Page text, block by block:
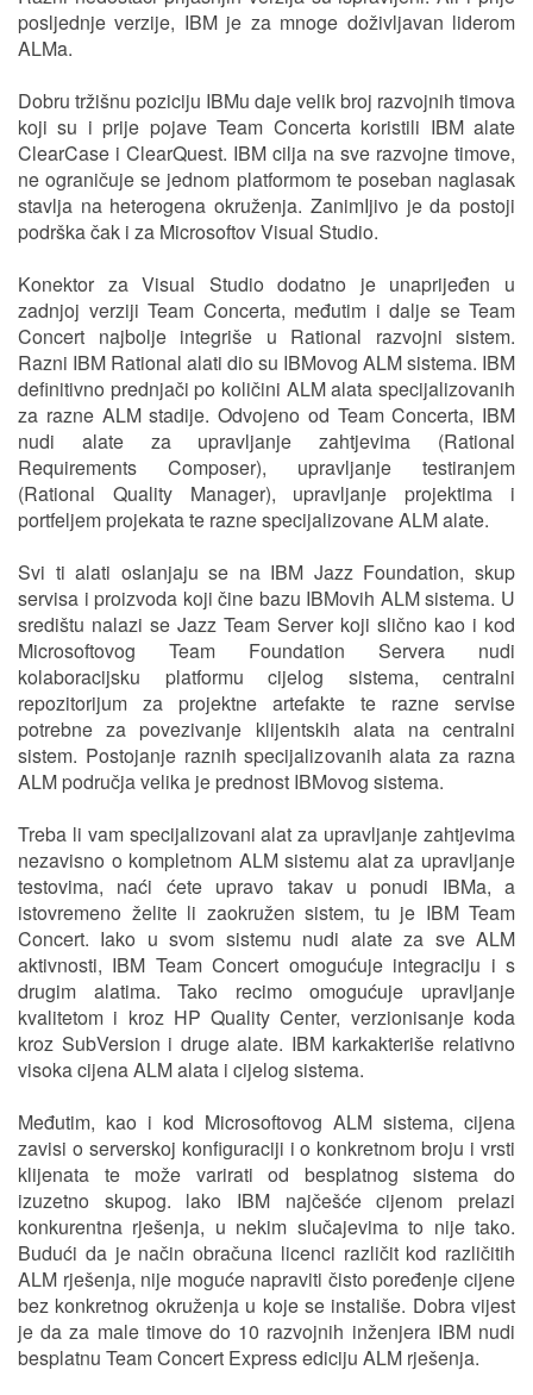
posljednje verzije, IBM je za mnoge doživljavan liderom
ALMa.
Dobru tržišnu poziciju IBMu daje velik broj razvojnih timova
koji su i prije pojave Team Concerta koristili IBM alate
ClearCase i ClearQuest. IBM cilja na sve razvojne timove,
ne ograničuje se jednom platformom te poseban naglasak
stavlja na heterogena okruženja. ZanimIjivo je da postoji
podrška čak i za Microsoftov Visual Studio.
Konektor za Visual Studio dodatno je unaprijeđen u
zadnjoj verziji Team Concerta, međutim i dalje se Team
Concert najbolje integriše u Rational razvojni sistem.
Razni IBM Rational alati dio su IBMovog ALM sistema. IBM
definitivno prednjači po količini ALM alata specijalizovanih
za razne ALM stadije. Odvojeno od Team Concerta, IBM
nudi alate za upravljanje zahtjevima (Rational
Requirements Composer), upravljanje testiranjem
(Rational Quality Manager), upravljanje projektima i
portfeljem projekata te razne specijalizovane ALM alate.
Svi ti alati oslanjaju se na IBM Jazz Foundation, skup
servisa i proizvoda koji čine bazu IBMovih ALM sistema. U
središtu nalazi se Jazz Team Server koji slično kao i kod
Microsoftovog Team Foundation Servera nudi
kolaboracijsku platformu cijelog sistema, centralni
repozitorijum za projektne artefakte te razne servise
potrebne za povezivanje klijentskih alata na centralni
sistem. Postojanje raznih specijalizovanih alata za razna
ALM područja velika je prednost IBMovog sistema.
Treba li vam specijalizovani alat za upravljanje zahtjevima
nezavisno o kompletnom ALM sistemu alat za upravljanje
testovima, naći ćete upravo takav u ponudi IBMa, a
istovremeno želite li zaokružen sistem, tu je IBM Team
Concert. Iako u svom sistemu nudi alate za sve ALM
aktivnosti, IBM Team Concert omogućuje integraciju i s
drugim alatima. Tako recimo omogućuje upravljanje
kvalitetom i kroz HP Quality Center, verzionisanje koda
kroz SubVersion i druge alate. IBM karkakteriše relativno
visoka cijena ALM alata i cijelog sistema.
Međutim, kao i kod Microsoftovog ALM sistema, cijena
zavisi o serverskoj konfiguraciji i o konkretnom broju i vrsti
klijenata te može varirati od besplatnog sistema do
izuzetno skupog. lako IBM najčešće cijenom prelazi
konkurentna rješenja, u nekim slučajevima to nije tako.
Budući da je način obračuna licenci različit kod različitih
ALM rješenja, nije moguće napraviti čisto poređenje cijene
bez konkretnog okruženja u koje se instališe. Dobra vijest
je da za male timove do 10 razvojnih inženjera IBM nudi
besplatnu Team Concert Express ediciju ALM rješenja.